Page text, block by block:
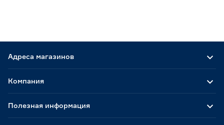
Адреса магазинов
Компания
Полезная информация